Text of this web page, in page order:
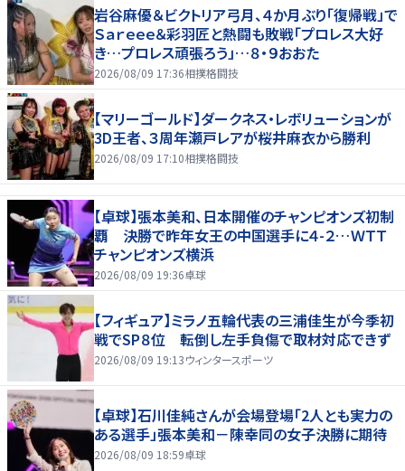
岩谷麻優＆ビクトリア弓月、４か月ぶり「復帰戦」で
Ｓａｒｅｅｅ＆彩羽匠と熱闘も敗戦「プロレス大好
き…プロレス頑張ろう」…８・９おおた
2026/08/09 17:36相撲格闘技
【マリーゴールド】ダークネス・レボリューションが
3D王者、３周年瀬戸レアが桜井麻衣から勝利
2026/08/09 17:10相撲格闘技
【卓球】張本美和、日本開催のチャンピオンズ初制
覇 決勝で昨年女王の中国選手に４-２…ＷＴＴ
チャンピオンズ横浜
2026/08/09 19:36卓球
【フィギュア】ミラノ五輪代表の三浦佳生が今季初
戦でSP８位 転倒し左手負傷で取材対応できず
2026/08/09 19:13ウィンタースポーツ
【卓球】石川佳純さんが会場登場「2人とも実力の
ある選手」張本美和－陳幸同の女子決勝に期待
2026/08/09 18:59卓球